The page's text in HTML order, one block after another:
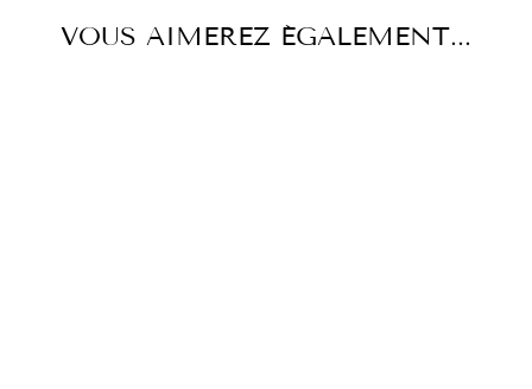
VOUS AIMEREZ ÉGALEMENT...